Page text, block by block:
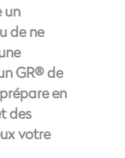
un
de ne
GR® de
en
des
votre